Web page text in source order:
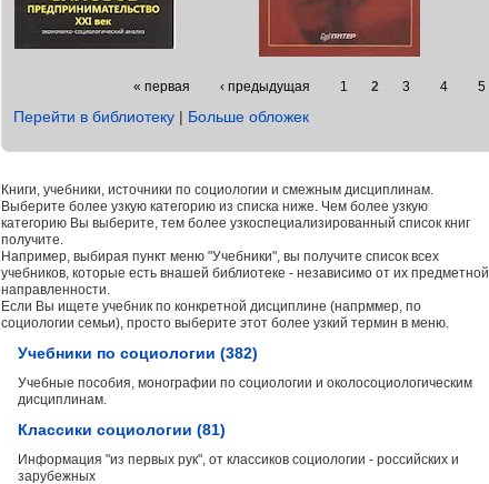
« первая ‹ предыдущая 1 2 3 4 5
Перейти в библиотеку | Больше обложек
Книги, учебники, источники по социологии и смежным дисциплинам.
Выберите более узкую категорию из списка ниже. Чем более узкую
категорию Вы выберите, тем более узкоспециализированный список книг
получите.
Например, выбирая пункт меню "Учебники", вы получите список всех
учебников, которые есть внашей библиотеке - независимо от их предметной
направленности.
Если Вы ищете учебник по конкретной дисциплине (напрммер, по
социологии семьи), просто выберите этот более узкий термин в меню.
Учебники по социологии (382)
Учебные пособия, монографии по социологии и околосоциологическим
дисциплинам.
Классики социологии (81)
Информация "из первых рук", от классиков социологии - российских и
зарубежных